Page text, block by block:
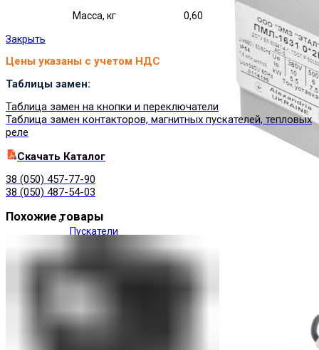
Пускатели
Масса, кг 0,60
Закрыть
Цены указаны с учетом НДС
Таблицы замен:
Таблица замен на кнопки и переключатели
Таблица замен контакторов, магнитных пускателей, тепловых
реле
Cкачать Каталог
38 (050) 457-77-90
38 (050) 487-54-03
Похожие товары